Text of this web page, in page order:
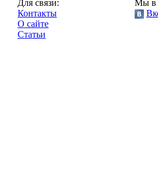
Для связи:
Контакты
О сайте
Статьи
Мы в